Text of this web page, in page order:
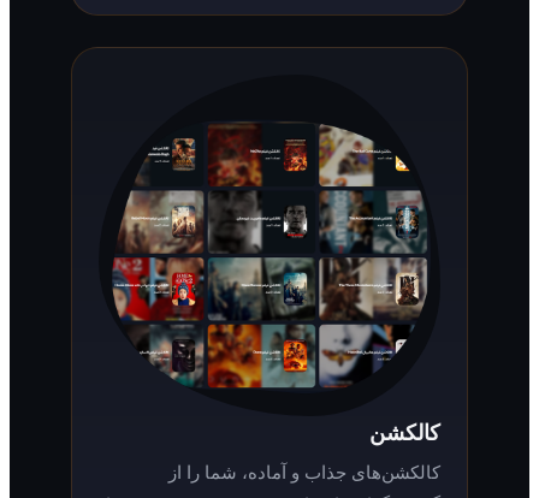
کالکشن
کالکشن‌های جذاب و آماده، شما را از